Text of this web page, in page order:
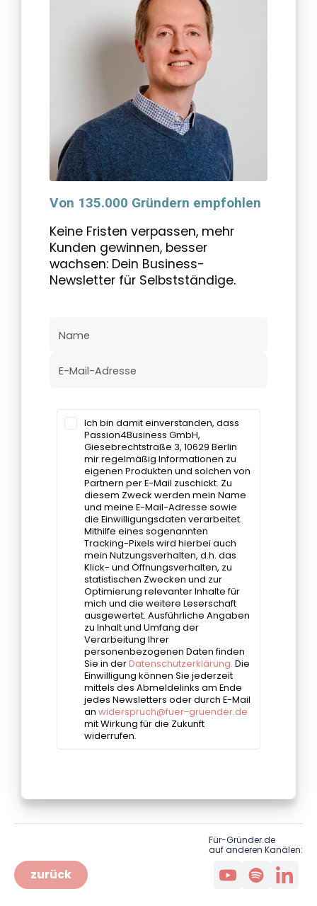
zurück
Für-Gründer.de
auf anderen Kanälen: